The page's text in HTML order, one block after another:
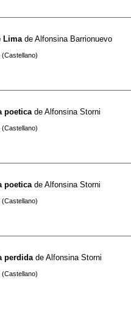
Lima de Alfonsina Barrionuevo
(Castellano)
poetica de Alfonsina Storni
(Castellano)
poetica de Alfonsina Storni
(Castellano)
perdida de Alfonsina Storni
(Castellano)